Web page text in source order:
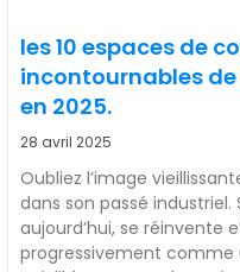
les 10 espaces de
incontournables
en 2025.
28 avril 2025
Oubliez l’image
dans son passé industriel.
aujourd’hui, se réinvente
progressivement comme